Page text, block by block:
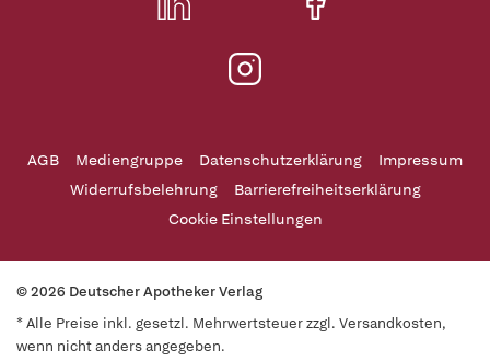
AGB Mediengruppe Datenschutzerklärung
Impressum
Widerrufsbelehrung
Barrierefreiheitserklärung
Cookie Einstellungen
© 2026 Deutscher Apotheker Verlag
* Alle Preise inkl. gesetzl. Mehrwertsteuer zzgl. Versandkosten,
wenn nicht anders angegeben.